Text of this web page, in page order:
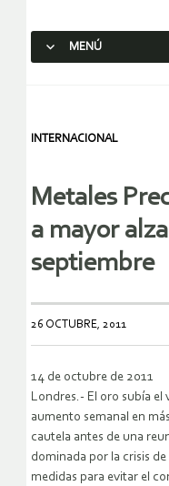
MENÚ
INTERNACIONAL
Metales
a mayor
septiembre
26 OCTUBRE, 2011
14 de octubre de 2011
Londres.- El oro subía el
aumento semanal en
cautela antes de una
dominada por la crisis
medidas para evitar el